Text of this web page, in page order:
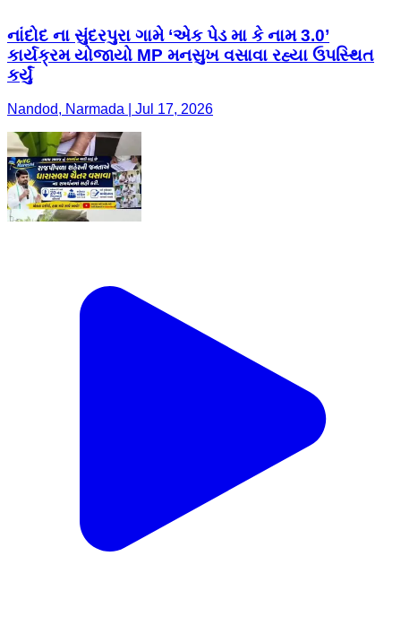
નાંદોદ ના સુંદરપુરા ગામે ‘એક પેડ મા કે નામ 3.0’
કાર્યક્રમ યોજાયો MP મનસુખ વસાવા રહ્યા ઉપસ્થિત
કર્યું
Nandod, Narmada | Jul 17, 2026